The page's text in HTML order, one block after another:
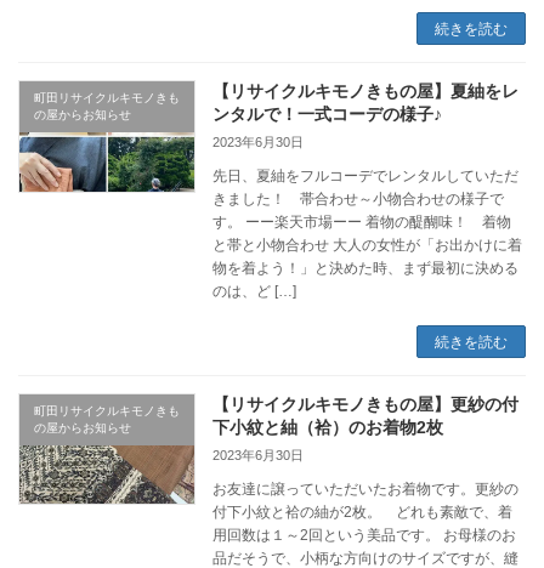
続きを読む
町田リサイクルキモノきも
の屋からお知らせ
【リサイクルキモノきもの屋】夏紬をレ
ンタルで！一式コーデの様子♪
2023年6月30日
先日、夏紬をフルコーデでレンタルしていただ
きました！ 帯合わせ～小物合わせの様子で
す。 ーー楽天市場ーー 着物の醍醐味！ 着物
と帯と小物合わせ 大人の女性が「お出かけに着
物を着よう！」と決めた時、まず最初に決める
のは、ど […]
続きを読む
町田リサイクルキモノきも
の屋からお知らせ
【リサイクルキモノきもの屋】更紗の付
下小紋と紬（袷）のお着物2枚
2023年6月30日
お友達に譲っていただいたお着物です。更紗の
付下小紋と袷の紬が2枚。 どれも素敵で、着
用回数は１～2回という美品です。 お母様のお
品だそうで、小柄な方向けのサイズですが、縫